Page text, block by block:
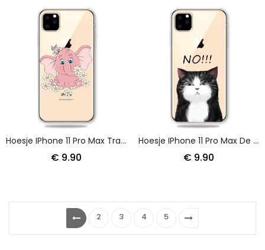
Hoesje IPhone 11 Pro Max Transparant Roze Olifant
€ 9.90
Hoesje IPhone 11 Pro Max De Kat Die Nee Zegt
€ 9.90
2 3 4 5